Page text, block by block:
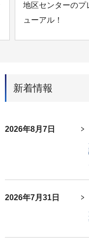
地区センターのプ
ューアル！
新着情報
2026年8月7日
2026年7月31日